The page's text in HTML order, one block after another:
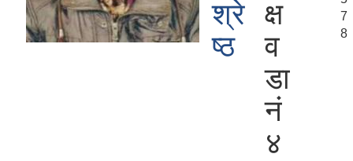
श्रे
ष्ठ
क्ष
व
डा
न‍‌ं
४
7
8